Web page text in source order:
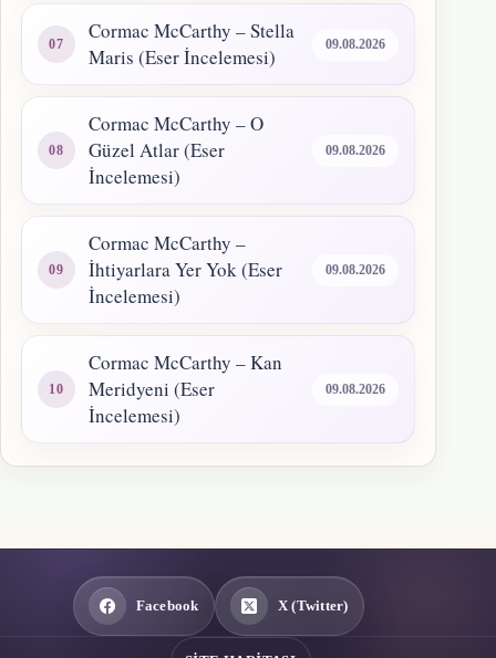
Cormac McCarthy – Stella
Maris (Eser İncelemesi)
09.08.2026
Cormac McCarthy – O
Güzel Atlar (Eser
İncelemesi)
09.08.2026
Cormac McCarthy –
İhtiyarlara Yer Yok (Eser
İncelemesi)
09.08.2026
Cormac McCarthy – Kan
Meridyeni (Eser
İncelemesi)
09.08.2026
Facebook X (Twitter)